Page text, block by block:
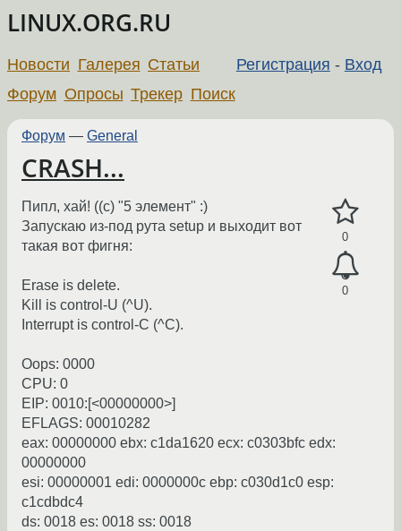
LINUX.ORG.RU
Регистрация - Вход
Новости Галерея Статьи
Форум Опросы Трекер Поиск
Форум — General
CRASH...
0
0
Пипл, хай! ((с) "5 элемент" :)
Запускаю из-под рута setup и выходит вот
такая вот фигня:
Erase is delete.
Kill is control-U (^U).
Interrupt is control-C (^C).
Oops: 0000
CPU: 0
EIP: 0010:[<00000000>]
EFLAGS: 00010282
eax: 00000000 ebx: c1da1620 ecx: c0303bfc edx:
00000000
esi: 00000001 edi: 0000000c ebp: c030d1c0 esp:
c1cdbdc4
ds: 0018 es: 0018 ss: 0018